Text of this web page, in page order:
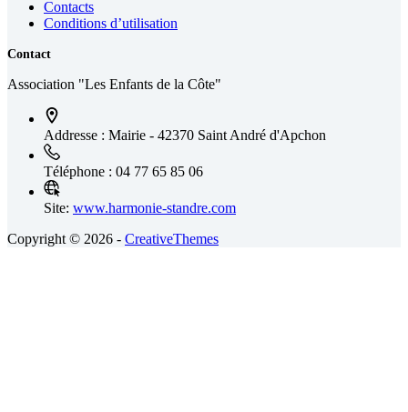
Contacts
Conditions d’utilisation
Contact
Association "Les Enfants de la Côte"
Addresse : Mairie - 42370 Saint André d'Apchon
Téléphone : 04 77 65 85 06
Site: www.harmonie-standre.com
Copyright © 2026 - CreativeThemes